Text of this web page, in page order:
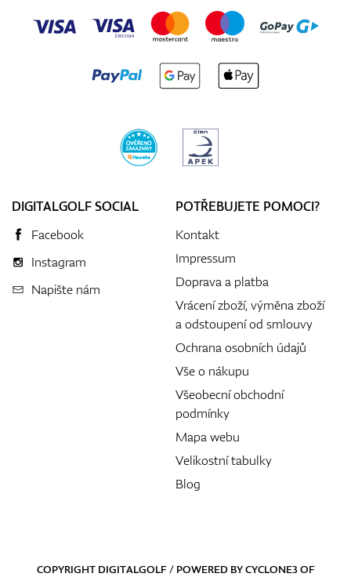
DIGITALGOLF SOCIAL
Facebook
Instagram
Napište nám
POTŘEBUJETE POMOCI?
Kontakt
Impressum
Doprava a platba
Vrácení zboží, výměna zboží
a odstoupení od smlouvy
Ochrana osobních údajů
Vše o nákupu
Všeobecní obchodní
podmínky
Mapa webu
Velikostní tabulky
Blog
COPYRIGHT DIGITALGOLF / POWERED BYCYCLONE3OF